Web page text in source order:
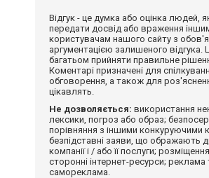
Відгук - це думка або оцінка людей,
передати досвід або враження
користувачам нашого сайту з
аргументацією залишеного
багатьом прийняти правильне
Коментарі призначені для
обговорення, а також для
цікавлять.
Не дозволяється: використання
лексики, погроз або образ;
порівняння з іншими конкуруючими
безпідставні заяви, що ображають
компанії і / або її послуги;
сторонні інтернет-ресурси; реклама
самореклама.